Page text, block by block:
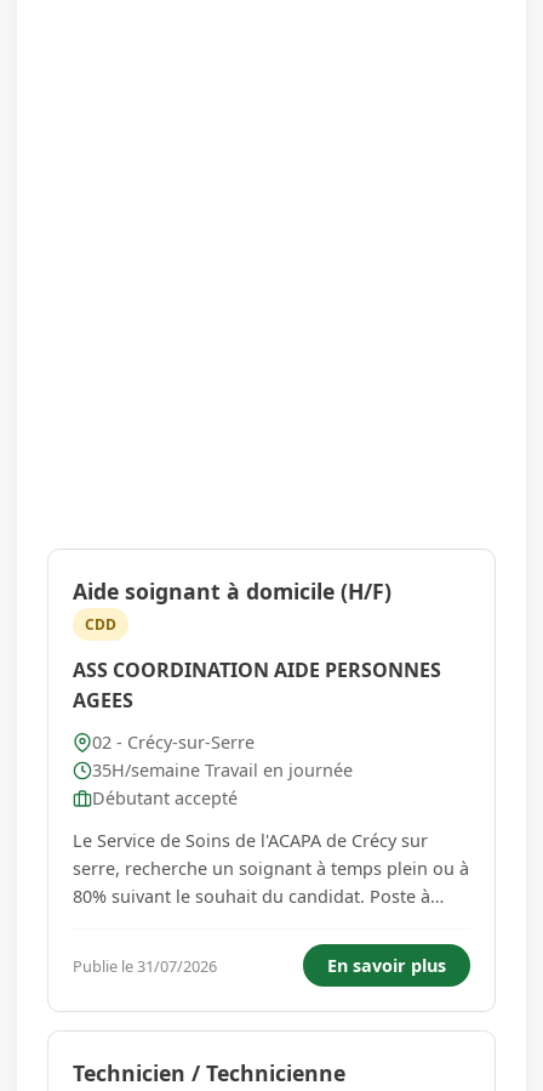
Aide soignant à domicile (H/F)
CDD
ASS COORDINATION AIDE PERSONNES
AGEES
02 - Crécy-sur-Serre
35H/semaine Travail en journée
Débutant accepté
Le Service de Soins de l'ACAPA de Crécy sur
serre, recherche un soignant à temps plein ou à
80% suivant le souhait du candidat. Poste à
coupure (2 à 3 par semaine) et 1 week end sur
3. Vous travaillez de 7h à 13h (et lors du soir de
16h à 20h)....
Publie le 31/07/2026 En savoir plus
Technicien / Technicienne